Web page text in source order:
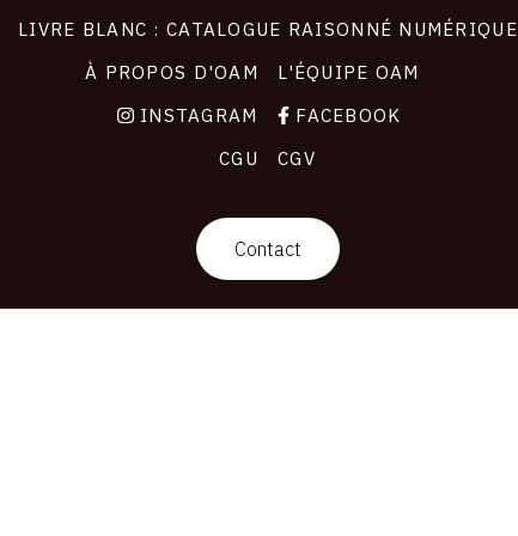
LIVRE BLANC : CATALOGUE RAISONNÉ NUMÉRIQUE
À PROPOS D'OAM
L'ÉQUIPE OAM
INSTAGRAM
FACEBOOK
CGU
CGV
Contact